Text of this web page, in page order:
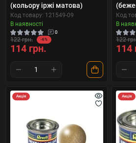
(кольору іржі матова)
Код товару: 121549-09
В наявності
0
122 грн. -6%
114 грн.
Код
В
122
114
Акція Акція